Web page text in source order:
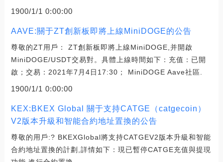
1900/1/1 0:00:00
AAVE:關于ZT創新板即將上線MiniDOGE的公告
尊敬的ZT用戶： ZT創新板即將上線MiniDOGE,并開啟
MiniDOGE/USDT交易對。具體上線時間如下：充值：已開
啟；交易：2021年7月4日17:30； MiniDOGE Aave社區.
1900/1/1 0:00:00
KEX:BKEX Global 關于支持CATGE（catgecoin）
V2版本升級和智能合約地址置換的公告
尊敬的用戶:? BKEXGlobal將支持CATGEV2版本升級和智能
合約地址置換的計劃,詳情如下：現已暫停CATGE充值與提現